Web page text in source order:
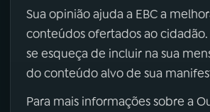
Sua opinião ajuda a EBC a
conteúdos ofertados ao cidadão.
se esqueça de incluir na sua
do conteúdo alvo de sua
Para mais informações sobre a